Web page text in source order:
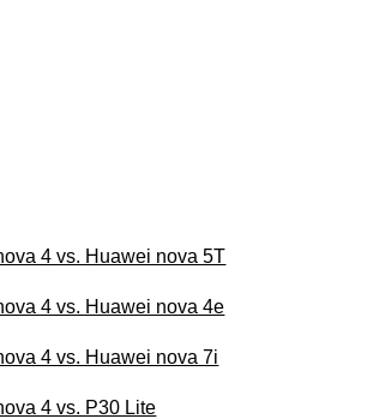
4 vs. Huawei nova 5T
4 vs. Huawei nova 4e
4 vs. Huawei nova 7i
4 vs. P30 Lite